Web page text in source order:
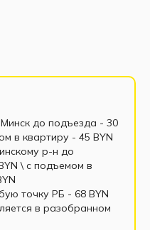
до подъезда - 30
в квартиру - 45 BYN
р-н до
\ c подъемом в
точку РБ - 68 BYN
в разобранном